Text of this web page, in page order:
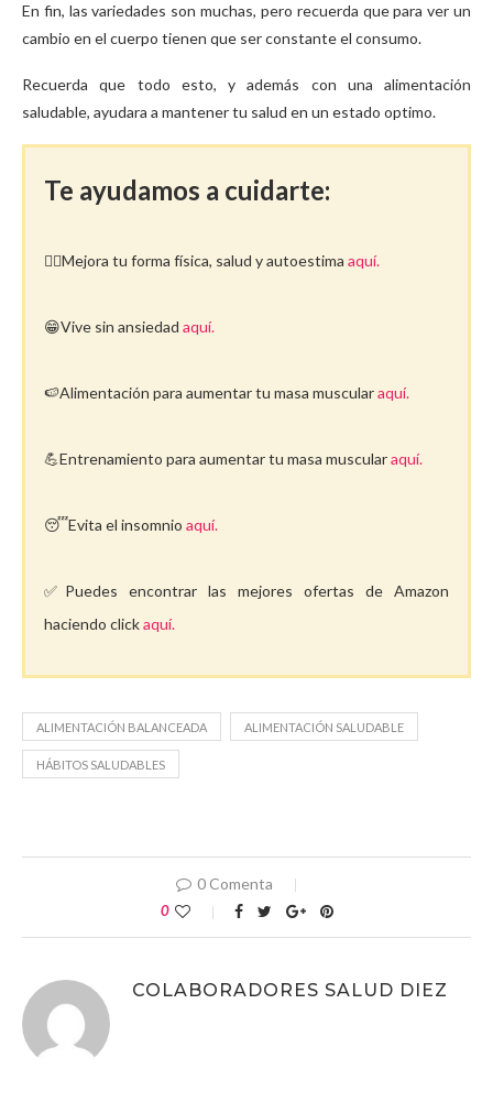
En fin, las variedades son muchas, pero recuerda que para ver un
cambio en el cuerpo tienen que ser constante el consumo.
Recuerda que todo esto, y además con una alimentación
saludable, ayudara a mantener tu salud en un estado optimo.
Te ayudamos a cuidarte:
🤸‍♀️Mejora tu forma física, salud y autoestima aquí.
😁Vive sin ansiedad aquí.
🍉Alimentación para aumentar tu masa muscularaquí.
💪Entrenamiento para aumentar tu masa muscularaquí.
😴Evita el insomnio aquí.
✅Puedes encontrar las mejores ofertas de Amazon
haciendo clickaquí.
ALIMENTACIÓN BALANCEADA ALIMENTACIÓN SALUDABLE
HÁBITOS SALUDABLES
0 Comenta
0
COLABORADORES SALUD DIEZ